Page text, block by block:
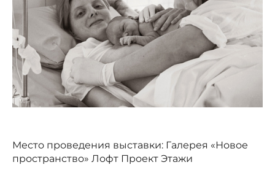
Место проведения выставки: Галерея «Новое
пространство» Лофт Проект Этажи